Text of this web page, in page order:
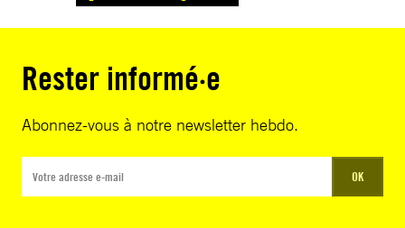
Rester informé·e
Abonnez-vous à notre newsletter hebdo.
OK